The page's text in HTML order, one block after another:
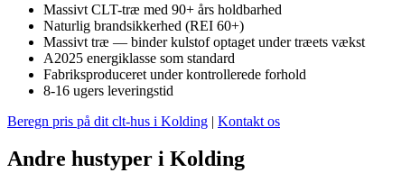
Massivt CLT-træ med 90+ års holdbarhed
Naturlig brandsikkerhed (REI 60+)
Massivt træ — binder kulstof optaget under træets vækst
A2025 energiklasse som standard
Fabriksproduceret under kontrollerede forhold
8-16 ugers leveringstid
Beregn pris på dit clt-hus i Kolding | Kontakt os
Andre hustyper i Kolding